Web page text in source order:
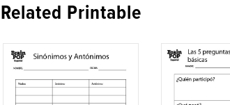
Related Printable